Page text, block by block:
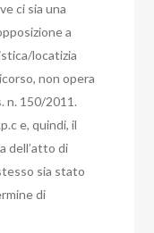
ci sia una
a
locatizia
non opera
n. 150/2011.
e, quindi, il
dell’atto di
sia stato
di